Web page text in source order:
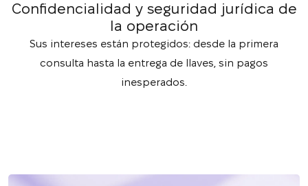
Confidencialidad y seguridad jurídica de
la operación
Sus intereses están protegidos: desde la primera
consulta hasta la entrega de llaves, sin pagos
inesperados.